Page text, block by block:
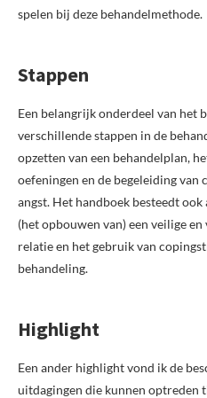
spelen bij deze behandelmethode.
Stappen
Een belangrijk onderdeel van het
verschillende stappen in de
opzetten van een behandelplan,
oefeningen en de begeleiding
angst. Het handboek besteedt ook
(het opbouwen van) een veilige
relatie en het gebruik van
behandeling.
Highlight
Een ander highlight vond ik de
uitdagingen die kunnen optreden